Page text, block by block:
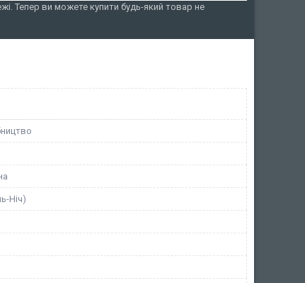
Тепер ви можете купити будь-який товар не
Ніч)